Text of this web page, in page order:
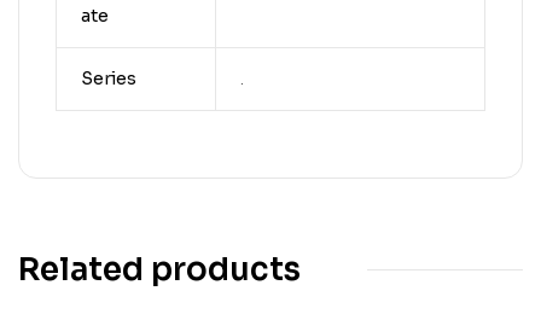
ate
Series .
Related products